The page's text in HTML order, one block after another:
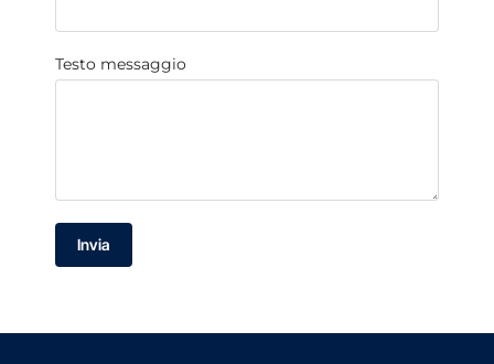
Testo messaggio
Invia